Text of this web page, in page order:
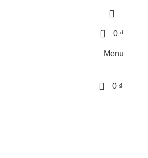
0 0 ₫
Menu
0 0 ₫